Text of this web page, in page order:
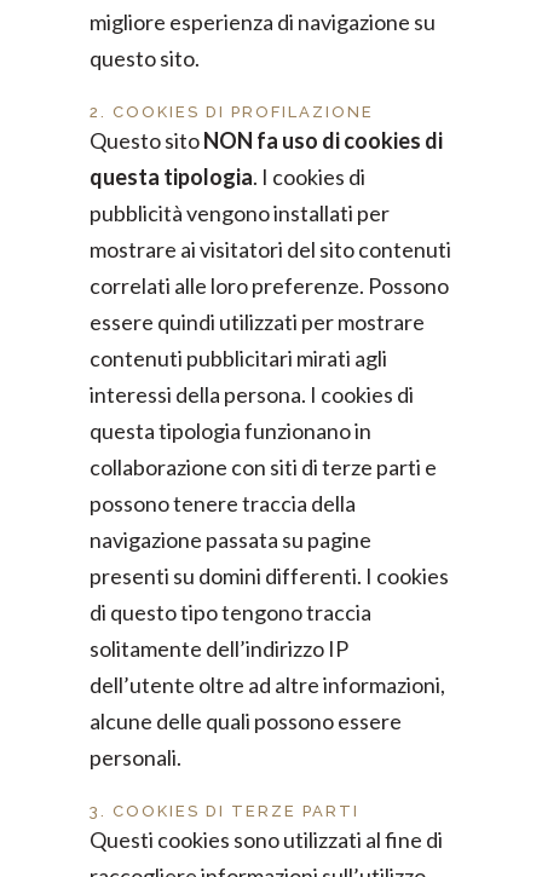
migliore esperienza di navigazione su
questo sito.
2. COOKIES DI PROFILAZIONE
Questo sitoNON fa uso di cookies di
questa tipologia. I cookies di
pubblicità vengono installati per
mostrare ai visitatori del sito contenuti
correlati alle loro preferenze. Possono
essere quindi utilizzati per mostrare
contenuti pubblicitari mirati agli
interessi della persona. I cookies di
questa tipologia funzionano in
collaborazione con siti di terze parti e
possono tenere traccia della
navigazione passata su pagine
presenti su domini differenti. I cookies
di questo tipo tengono traccia
solitamente dell’indirizzo IP
dell’utente oltre ad altre informazioni,
alcune delle quali possono essere
personali.
3. COOKIES DI TERZE PARTI
Questi cookies sono utilizzati al fine di